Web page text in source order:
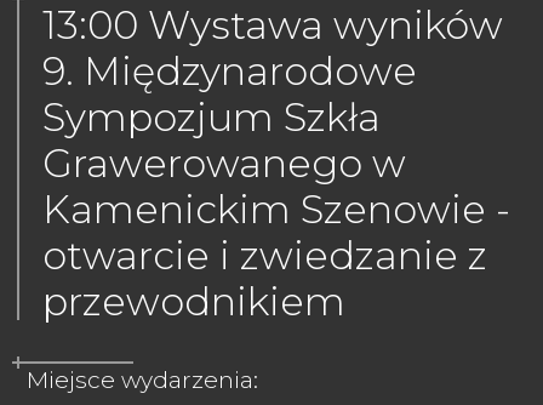
13:00 Wystawa wyników
9. Międzynarodowe
Sympozjum Szkła
Grawerowanego w
Kamenickim Szenowie -
otwarcie i zwiedzanie z
przewodnikiem
Miejsce wydarzenia: